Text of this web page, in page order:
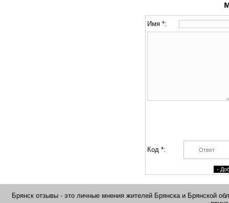
Имя *:
Код *:
Брянск отзывы - это личные мнения жителей Брянска и Брянской